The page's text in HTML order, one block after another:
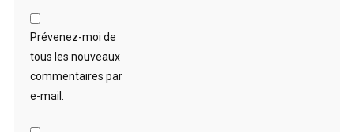
Prévenez-moi de
tous les nouveaux
commentaires par
e-mail.